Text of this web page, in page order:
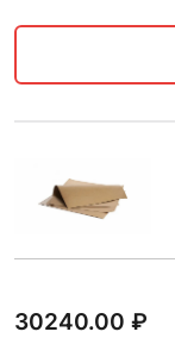
30240.00 ₽